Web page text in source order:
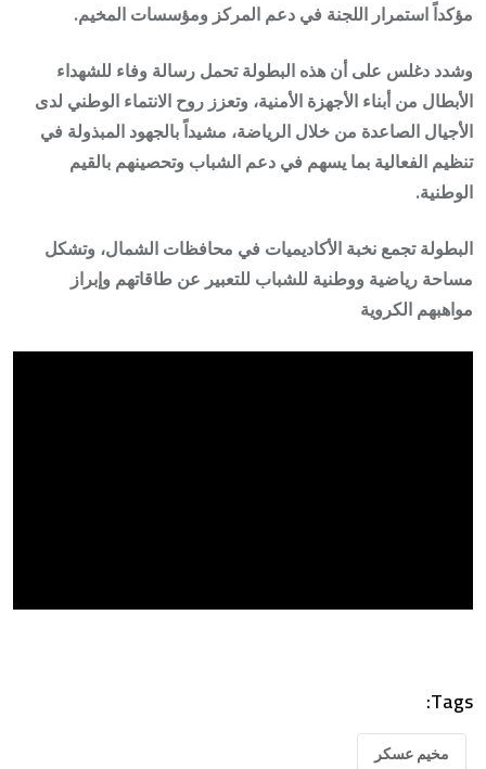
مؤكداً استمرار اللجنة في دعم المركز ومؤسسات المخيم.
وشدد دغلس على أن هذه البطولة تحمل رسالة وفاء للشهداء
الأبطال من أبناء الأجهزة الأمنية، وتعزز روح الانتماء الوطني لدى
الأجيال الصاعدة من خلال الرياضة، مشيداً بالجهود المبذولة في
تنظيم الفعالية بما يسهم في دعم الشباب وتحصينهم بالقيم
الوطنية.
البطولة تجمع نخبة الأكاديميات في محافظات الشمال، وتشكل
مساحة رياضية ووطنية للشباب للتعبير عن طاقاتهم وإبراز
مواهبهم الكروية
Tags:
مخيم عسكر